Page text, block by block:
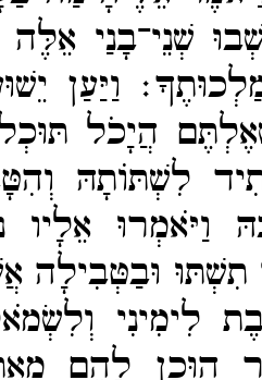
שְׁנֵי־​בָנַי
וַיַּעַן
הֲיָכֹל
לִשְׁתּוֹתָהּ
אֵלָיו
תִשְׁתּוּ וּבַטְּבִילָה
הוּכַן לָהֶם